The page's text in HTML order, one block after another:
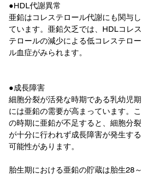
●HDL代謝異常
亜鉛はコレステロール代謝にも関与し
ています。亜鉛欠乏では、HDLコレス
テロールの減少による低コレステロー
ル血症がみられます。
●成長障害
細胞分裂が活発な時期である乳幼児期
には亜鉛の需要が高まっています。こ
の時期に亜鉛が不足すると、細胞分裂
が十分に行われず成長障害が発生する
可能性があります。
胎生期における亜鉛の貯蔵は胎生28～